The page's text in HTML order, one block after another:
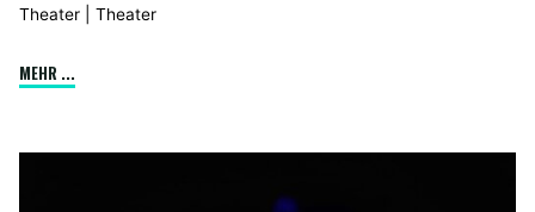
Theater Theater
MEHR ...